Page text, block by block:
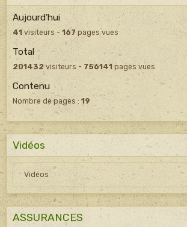
Aujourd'hui
41visiteurs - 167pages vues
Total
201432visiteurs -756141pages vues
Contenu
Nombre de pages : 19
Vidéos
Vidéos
ASSURANCES